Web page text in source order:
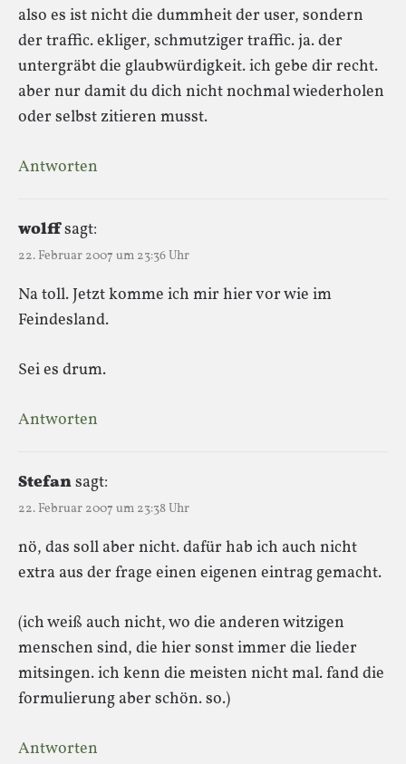
also es ist nicht die dummheit der user, sondern
der traffic. ekliger, schmutziger traffic. ja. der
untergräbt die glaubwürdigkeit. ich gebe dir recht.
aber nur damit du dich nicht nochmal wiederholen
oder selbst zitieren musst.
Antworten
wolffsagt:
22. Februar 2007 um 23:36 Uhr
Na toll. Jetzt komme ich mir hier vor wie im
Feindesland.
Sei es drum.
Antworten
Stefansagt:
22. Februar 2007 um 23:38 Uhr
nö, das soll aber nicht. dafür hab ich auch nicht
extra aus der frage einen eigenen eintrag gemacht.
(ich weiß auch nicht, wo die anderen witzigen
menschen sind, die hier sonst immer die lieder
mitsingen. ich kenn die meisten nicht mal. fand die
formulierung aber schön. so.)
Antworten